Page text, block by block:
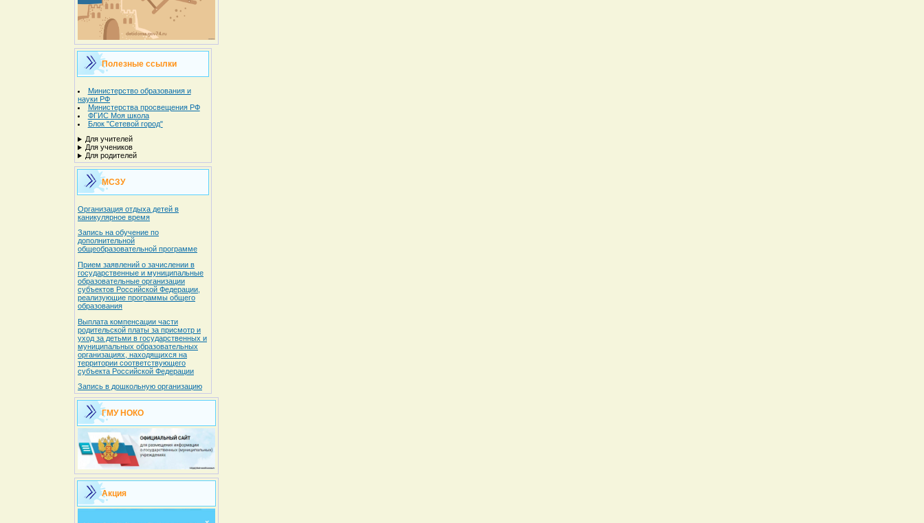
Полезные ссылки
Министерство образования и
науки РФ
Министерства просвещения РФ
ФГИС Моя школа
Блок "Сетевой город"
Для учителей
Для учеников
Для родителей
МСЗУ
Организация отдыха детей в
каникулярное время
Запись на обучение по
дополнительной
общеобразовательной программе
Прием заявлений о зачислении в
государственные и муниципальные
образовательные организации
субъектов Российской Федерации,
реализующие программы общего
образования
Выплата компенсации части
родительской платы за присмотр и
уход за детьми в государственных и
муниципальных образовательных
организациях, находящихся на
территории соответствующего
субъекта Российской Федерации
Запись в дошкольную организацию
ГМУ НОКО
Акция